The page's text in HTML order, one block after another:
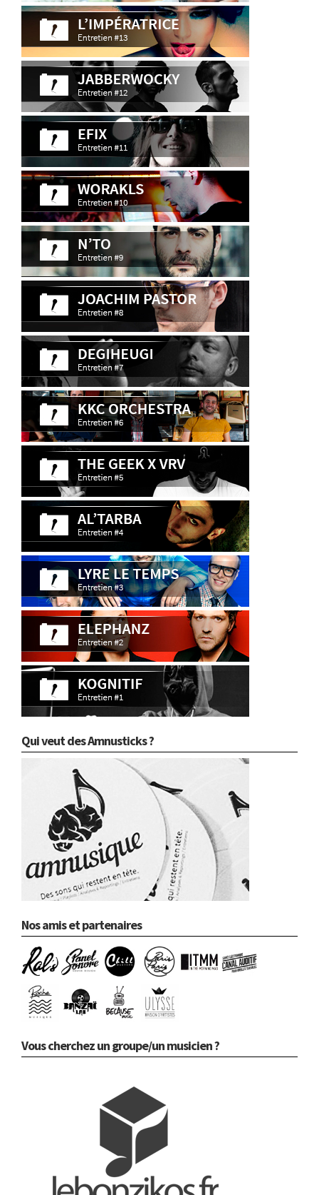
Qui veut des Amnusticks ?
Nos amis et partenaires
Vous cherchez un groupe/un musicien ?